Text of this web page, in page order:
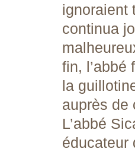
ignoraient
continua
fin, l’abbé
la
auprès de
L’abbé
éducateur